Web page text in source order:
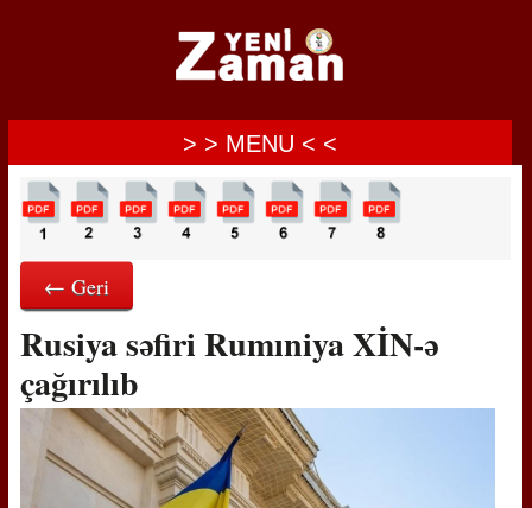
> > MENU < <
← Geri
Rusiya səfiri Rumıniya XİN-ə
çağırılıb